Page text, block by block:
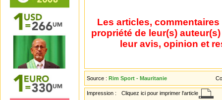
Les articles,
propriété de leur(s)
leur avis, opinion et
Source : Rim Sport - Mauritanie
Impression : Cliquez ici pour imprimer l'article